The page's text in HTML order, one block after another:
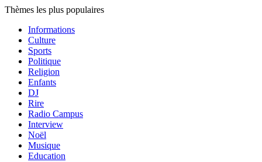
Thèmes les plus populaires
Informations
Culture
Sports
Politique
Religion
Enfants
DJ
Rire
Radio Campus
Interview
Noël
Musique
Education